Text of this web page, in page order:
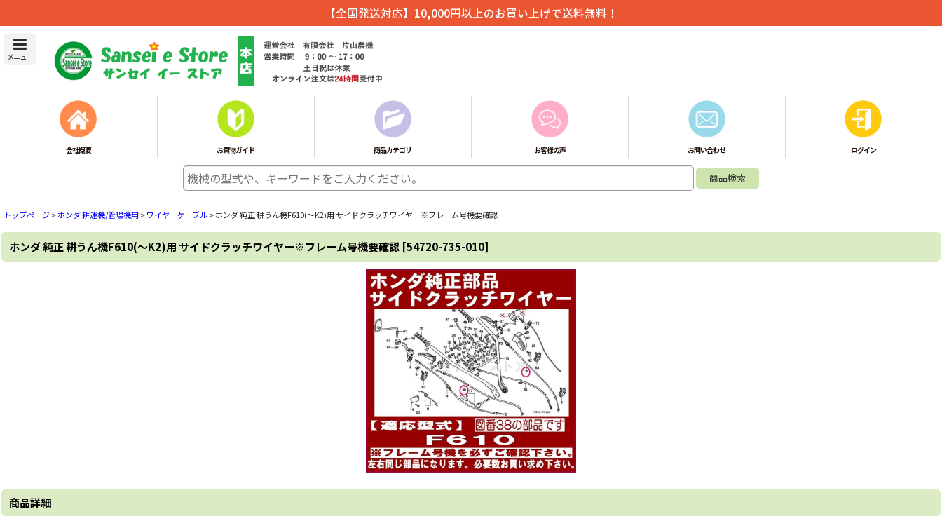
【全国発送対応】10,000円以上のお買い上げで送料無料！
メニュー
会社概要 お買物ガイド 商品カテゴリ お客様の声 お問い合わせ ログイン
トップページ>ホンダ 耕運機/管理機用 >ワイヤーケーブル>ホンダ 純正 耕うん機F610(〜K2)用 サイドクラッチワイヤー※フレーム号機要確認
ホンダ 純正 耕うん機F610(〜K2)用 サイドクラッチワイヤー※フレーム号機要確認 [54720-735-010]
商品詳細